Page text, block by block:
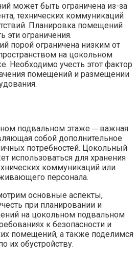
может быть ограничена из-за
технических коммуникаций
Планировка помещений
эти ограничения.​
порой ограничена низким от
на цокольном
Необходимо учесть этот фактор
помещений и размещении
подвальном этаже ─ важная
собой дополнительное
потребностей. Цокольный
использоваться для хранения
коммуникаций или
персонала.
основные аспекты,
при планировании и
на цокольном подвальном
к безопасности и
помещений, а также поделимся
их обустройству.​